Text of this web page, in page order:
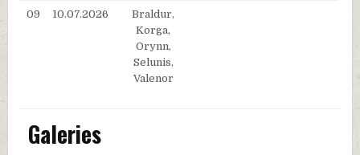
09 10.07.2026
Braldur,
Korga,
Orynn,
Selunis,
Valenor
Galeries